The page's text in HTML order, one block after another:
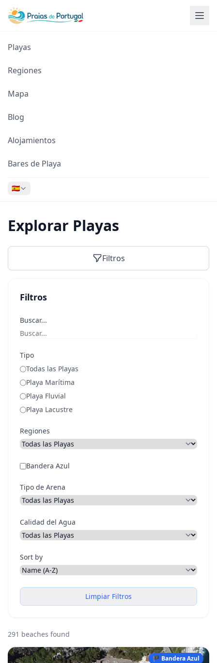
Playas
Regiones
Mapa
Blog
Alojamientos
Bares de Playa
🇪🇸
Explorar Playas
Filtros
Filtros
Buscar...
Tipo
Todas las Playas
Playa Marítima
Playa Fluvial
Playa Lacustre
Regiones
Bandera Azul
Tipo de Arena
Calidad del Agua
Sort by
Limpiar Filtros
291 beaches found
🏴 Bandera Azul